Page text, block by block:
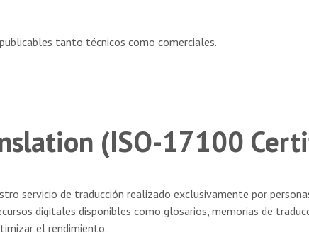
tanto técnicos como comerciales.
(ISO-17100
servicio de traducción realizado exclusivamente por
digitales disponibles como glosarios, memorias de
el rendimiento.